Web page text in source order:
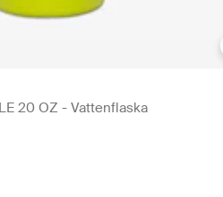
20 OZ - Vattenflaska